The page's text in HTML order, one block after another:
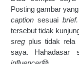
Posting gambar
caption sesuai brief.
sreg plus tidak rela